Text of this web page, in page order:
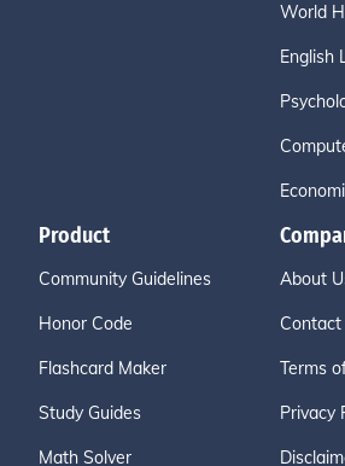
World
English
Product
Community Guidelines
Honor Code
Flashcard Maker
Study Guides
Math Solver
About
Contact
Terms
Privacy